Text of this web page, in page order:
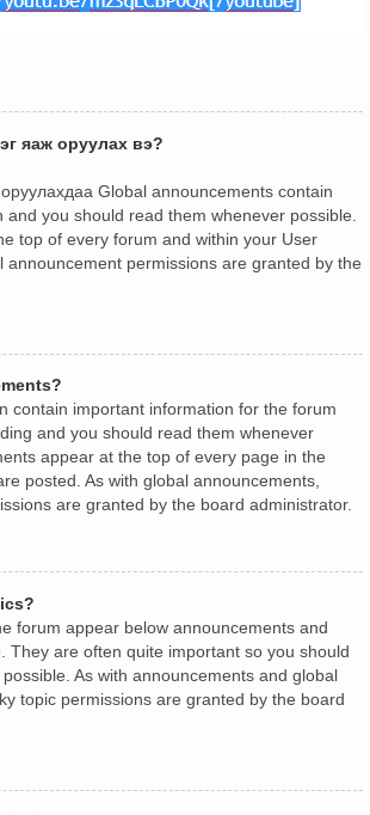
яаж оруулах вэ?
оруулахдаа Global announcements contain
and you should read them whenever possible.
top of every forum and within your User
announcement permissions are granted by the
contain important information for the forum
and you should read them whenever
appear at the top of every page in the
posted. As with global announcements,
are granted by the board administrator.
forum appear below announcements and
They are often quite important so you should
As with announcements and global
topic permissions are granted by the board